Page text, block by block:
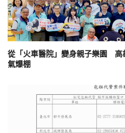
從「火車醫院」變身親子樂園 高
氣爆棚